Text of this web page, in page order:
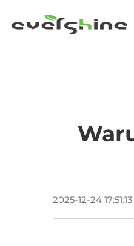
2025-12-24 17:51:13